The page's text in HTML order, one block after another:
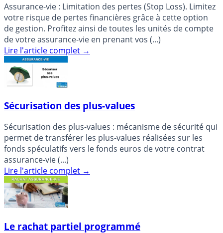
Assurance-vie : Limitation des pertes (Stop Loss). Limitez
votre risque de pertes financières grâce à cette option
de gestion. Profitez ainsi de toutes les unités de compte
de votre assurance-vie en prenant vos (...)
Lire l'article complet →
Sécurisation des plus-values
Sécurisation des plus-values : mécanisme de sécurité qui
permet de transférer les plus-values réalisées sur les
fonds spéculatifs vers le fonds euros de votre contrat
assurance-vie (...)
Lire l'article complet →
Le rachat partiel programmé